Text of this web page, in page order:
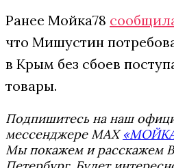
Ранее Мойка78
что Мишустин
в Крым без сбоев
товары.
Подпишитесь на наш
мессенджере MAX
Мы покажем и расскажем